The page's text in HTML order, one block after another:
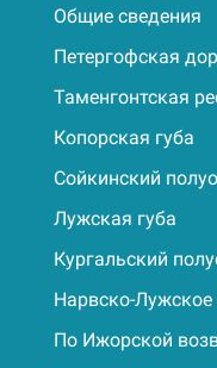
Общие сведения
Петергофская
Таменгонтская
Копорская губа
Сойкинский
Лужская губа
Кургальский
Нарвско-
По Ижорской